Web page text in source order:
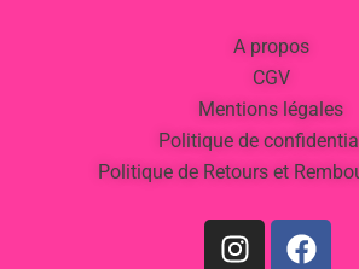
A propos
CGV
Mentions légales
Politique de
Politique de Retours et